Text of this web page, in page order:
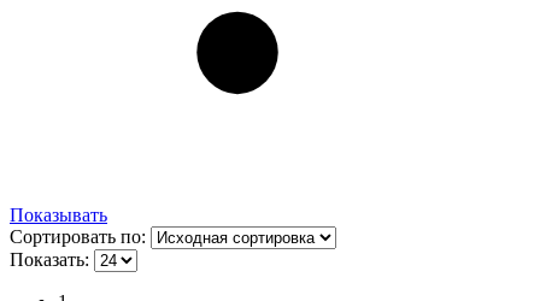
Показывать
Сортировать по:
Показать: